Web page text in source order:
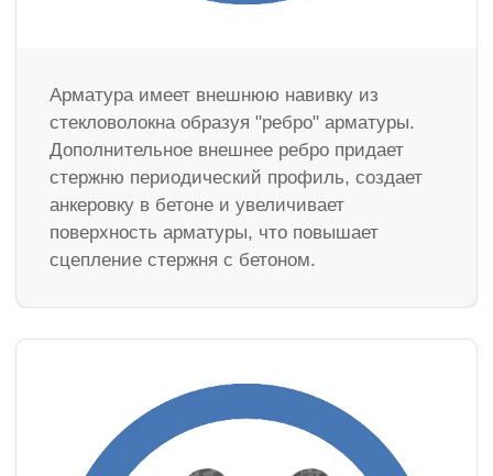
Арматура имеет внешнюю навивку из
стекловолокна образуя "ребро" арматуры.
Дополнительное внешнее ребро придает
стержню периодический профиль, создает
анкеровку в бетоне и увеличивает
поверхность арматуры, что повышает
сцепление стержня с бетоном.